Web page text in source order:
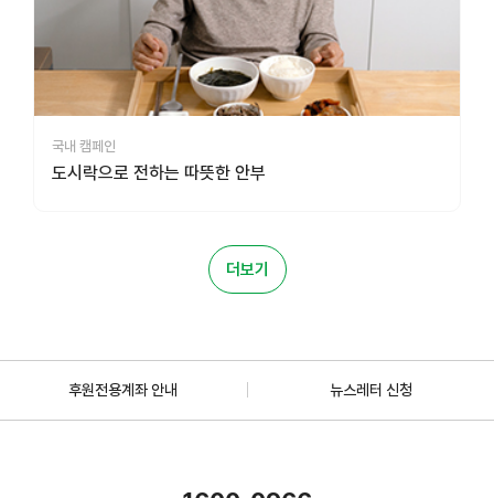
국내 캠페인
도시락으로 전하는 따뜻한 안부
더보기
후원전용계좌 안내 뉴스레터 신청